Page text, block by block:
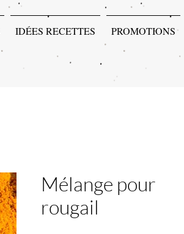
IDÉES RECETTES PROMOTIONS
Mélange pour
rougail